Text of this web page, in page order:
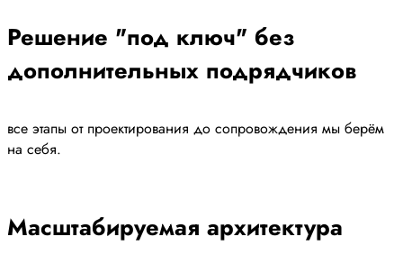
Решение "под ключ" без
дополнительных подрядчиков
все этапы от проектирования до сопровождения мы берём
на себя.
Масштабируемая архитектура